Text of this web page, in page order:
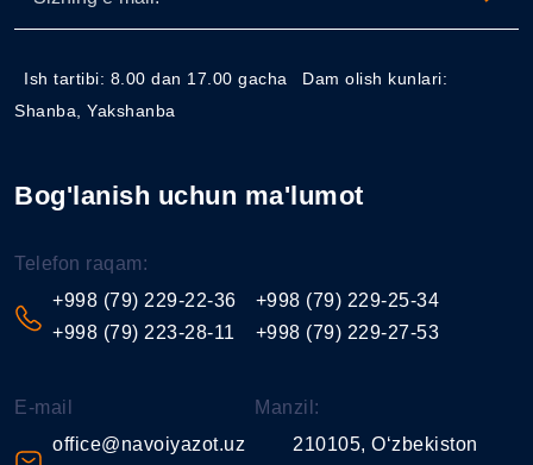
Ish tartibi: 8.00 dan 17.00 gacha
Dam olish kunlari:
Shanba, Yakshanba
Bog'lanish uchun ma'lumot
Telefon raqam:
+998 (79) 229-22-36
+998 (79) 223-28-11
+998 (79) 229-25-34
+998 (79) 229-27-53
E-mail
office@navoiyazot.uz
Manzil:
210105, O‘zbekiston